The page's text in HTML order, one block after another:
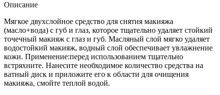
Описание
Мягкое двухслойное средство для снятия макияжа
(масло+вода) с губ и глаз, которое тщательно удаляет стойкий
точечный макияж с глаз и губ. Масляный слой мягко удаляет
водостойкий макияж, водный слой обеспечивает увлажнение
кожи. Применение:перед использованием тщательно
встряхните. Нанесите необходимое количество средства на
ватный диск и приложите его к области для очищения
макияжа, смойте теплой водой.